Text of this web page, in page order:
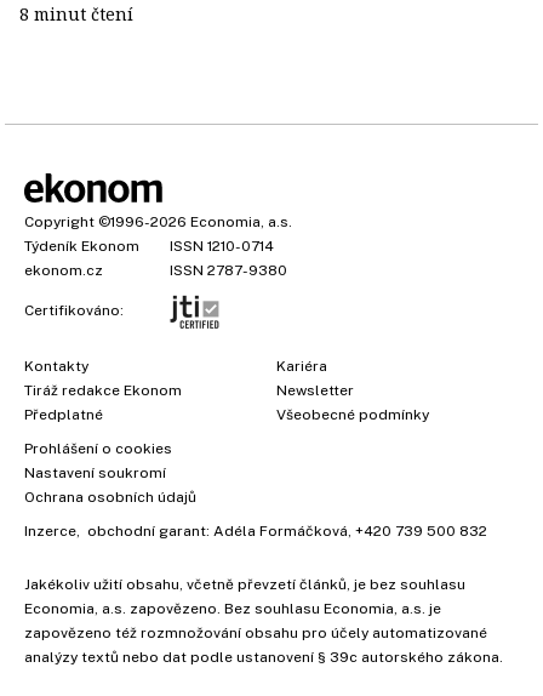
8 minut čtení
Copyright ©1996-2026 Economia, a.s.
Týdeník Ekonom
ISSN 1210-0714
ekonom.cz
ISSN 2787-9380
Certifikováno:
Kontakty
Tiráž redakce Ekonom
Předplatné
Kariéra
Newsletter
Všeobecné podmínky
Prohlášení o cookies
Nastavení soukromí
Ochrana osobních údajů
Inzerce , obchodní garant: Adéla Formáčková +420 739 500 832
Jakékoliv užití obsahu, včetně převzetí článků, je bez souhlasu
Economia, a.s. zapovězeno. Bez souhlasu Economia, a.s. je
zapovězeno též rozmnožování obsahu pro účely automatizované
analýzy textů nebo dat podle ustanovení § 39c autorského zákona.